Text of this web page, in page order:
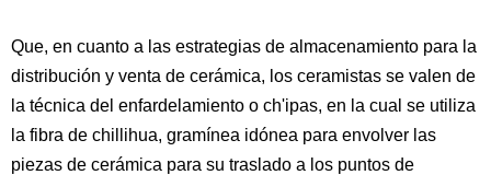
Que, en cuanto a las estrategias de almacenamiento para la
distribución y venta de cerámica, los ceramistas se valen de
la técnica del enfardelamiento o ch'ipas, en la cual se utiliza
la fibra de chillihua, gramínea idónea para envolver las
piezas de cerámica para su traslado a los puntos de